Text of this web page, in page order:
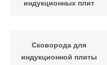
индукционных плит
Сковорода для
индукционной плиты